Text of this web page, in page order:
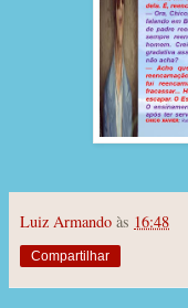
Luiz Armando às 16:48
Compartilhar